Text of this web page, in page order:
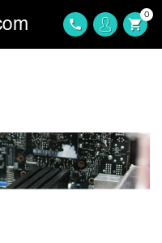
phone shopping_cart
0